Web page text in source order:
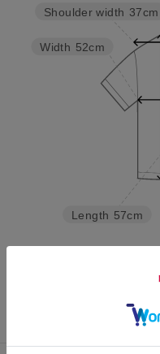
Length 57cm
Width 52cm
Shoulder width 37cm